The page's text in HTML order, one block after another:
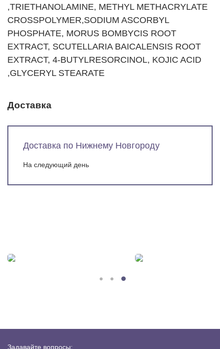
,TRIETHANOLAMINE, METHYL METHACRYLATE
CROSSPOLYMER,SODIUM ASCORBYL
PHOSPHATE, MORUS BOMBYCIS ROOT
EXTRACT, SCUTELLARIA BAICALENSIS ROOT
EXTRACT, 4-BUTYLRESORCINOL, KOJIC ACID
,GLYCERYL STEARATE
Доставка
Доставка по Нижнему Новгороду
На следующий день
Задавайте вопросы: